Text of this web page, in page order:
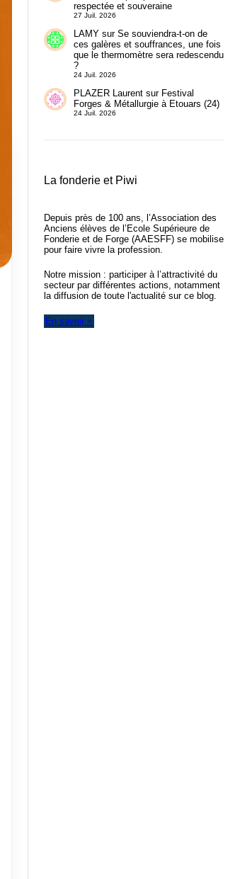
respectée et souveraine
27 Juil. 2026
LAMYsur Se souviendra-t-on de
ces galères et souffrances, une fois
que le thermomètre sera redescendu
?
24 Juil. 2026
PLAZER Laurentsur Festival
Forges & Métallurgie à Etouars (24)
24 Juil. 2026
La fonderie et Piwi
Depuis près de 100 ans, l’Association des
Anciens élèves de l’Ecole Supérieure de
Fonderie et de Forge (AAESFF) se mobilise
pour faire vivre la profession.
Notre mission : participer à l’attractivité du
secteur par différentes actions, notamment
la diffusion de toute l'actualité sur ce blog.
En savoir +